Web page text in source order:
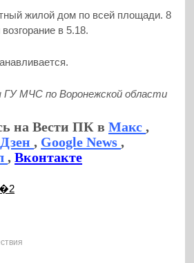
жилой дом по всей площади. 8
в 5.18.
МЧС по Воронежской области
на Вести ПК вМакс,
Дзен, Google News,
,Вконтакте